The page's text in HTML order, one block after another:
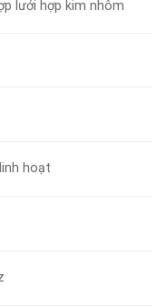
lưới hợp kim nhôm
hoạt